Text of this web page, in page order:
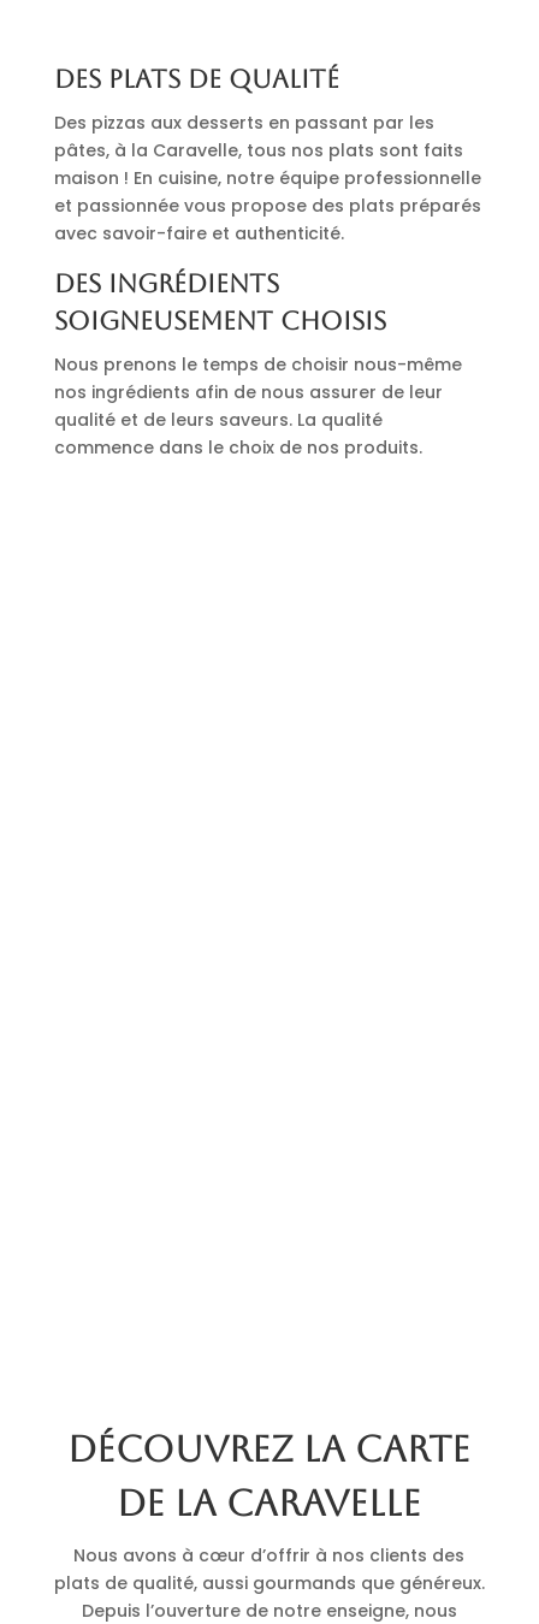
Des plats de qualité
Des pizzas aux desserts en passant par les
pâtes, à la Caravelle, tous nos plats sont faits
maison ! En cuisine, notre équipe professionnelle
et passionnée vous propose des plats préparés
avec savoir-faire et authenticité.
Des ingrédients
soigneusement choisis
Nous prenons le temps de choisir nous-même
nos ingrédients afin de nous assurer de leur
qualité et de leurs saveurs. La qualité
commence dans le choix de nos produits.
Découvrez la carte
de La Caravelle
Nous avons à cœur d’offrir à nos clients des
plats de qualité, aussi gourmands que généreux.
Depuis l’ouverture de notre enseigne, nous